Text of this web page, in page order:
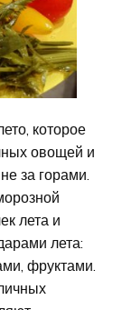
которое
овощей и
за горами.
лета и
лета:
фруктами.